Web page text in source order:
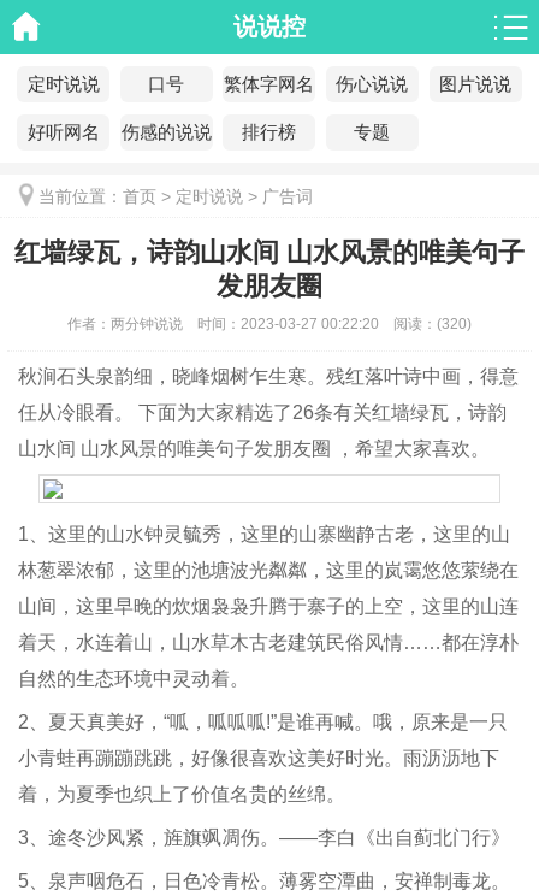
说说控
定时说说 口号 繁体字网名 伤心说说 图片说说
好听网名 伤感的说说 排行榜 专题
当前位置： 首页 > 定时说说 > 广告词
红墙绿瓦，诗韵山水间 山水风景的唯美句子
发朋友圈
作者： 两分钟说说 时间： 2023-03-27 00:22:20 阅读： (320)
秋涧石头泉韵细，晓峰烟树乍生寒。残红落叶诗中画，得意
任从冷眼看。 下面为大家精选了26条有关红墙绿瓦，诗韵
山水间 山水风景的唯美句子发朋友圈 ，希望大家喜欢。
1、这里的山水钟灵毓秀，这里的山寨幽静古老，这里的山
林葱翠浓郁，这里的池塘波光粼粼，这里的岚霭悠悠萦绕在
山间，这里早晚的炊烟袅袅升腾于寨子的上空，这里的山连
着天，水连着山，山水草木古老建筑民俗风情……都在淳朴
自然的生态环境中灵动着。
2、夏天真美好，“呱，呱呱呱!”是谁再喊。哦，原来是一只
小青蛙再蹦蹦跳跳，好像很喜欢这美好时光。雨沥沥地下
着，为夏季也织上了价值名贵的丝绵。
3、途冬沙风紧，旌旗飒凋伤。——李白《出自蓟北门行》
5、泉声咽危石，日色冷青松。薄雾空潭曲，安禅制毒龙。